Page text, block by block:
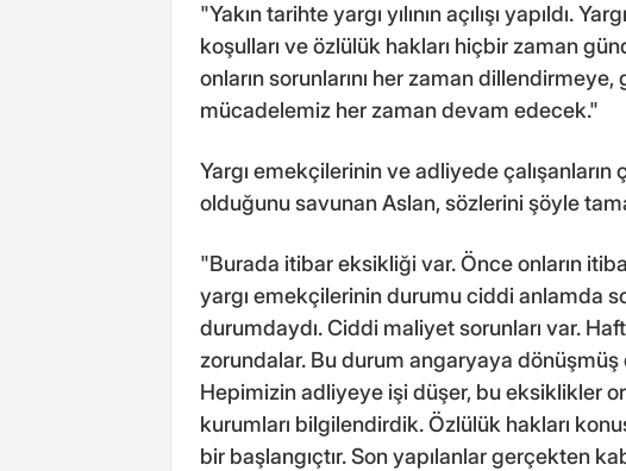
"Yakın tarihte yargı yılının açılışı yapıldı.
koşulları ve özlülük hakları hiçbir zaman
onların sorunlarını her zaman
mücadelemiz her zaman devam edecek."
Yargı emekçilerinin ve adliyede çalışanların
olduğunu savunan Aslan, sözlerini şöyle
"Burada itibar eksikliği var. Önce onların
yargı emekçilerinin durumu ciddi anlamda
durumdaydı. Ciddi maliyet sorunları var.
zorundalar. Bu durum angaryaya
Hepimizin adliyeye işi düşer, bu eksiklikler
kurumları bilgilendirdik. Özlülük hakları
bir başlangıçtır. Son yapılanlar gerçekten